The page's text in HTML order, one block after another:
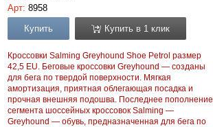
Арт: 8958
Купить
Купить в 1 клик
Кроссовки Salming Greyhound Shoe Petrol размер
42,5 EU. Беговые кроссовки Greyhound — созданы
для бега по твердой поверхности. Мягкая
амортизация, приятная облегающая посадка и
прочная внешняя подошва. Последнее пополнение
сегмента шоссейных кроссовок Salming —
Greyhound — обувь, предназначенная для бега по